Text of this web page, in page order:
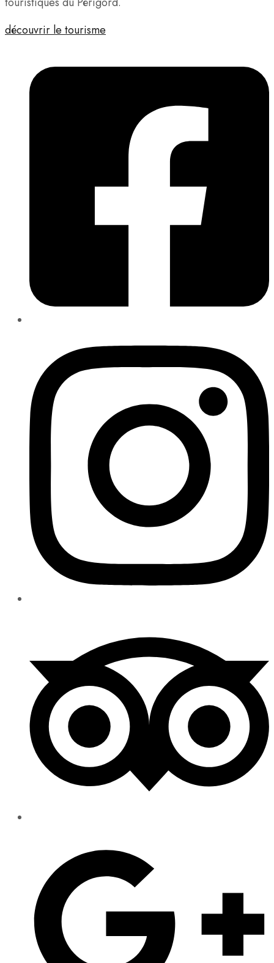
découvrir le tourisme